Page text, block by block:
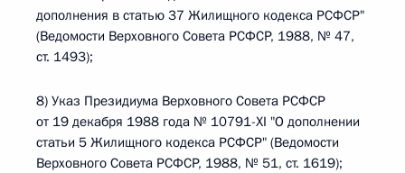
дополнения в статью 37 Жилищного кодекса РСФСР"
(Ведомости Верховного Совета РСФСР, 1988, № 47,
ст. 1493);
8) Указ Президиума Верховного Совета РСФСР
от 19 декабря 1988 года № 10791-XI "О дополнении
статьи 5 Жилищного кодекса РСФСР" (Ведомости
Верховного Совета РСФСР, 1988, № 51, ст. 1619);